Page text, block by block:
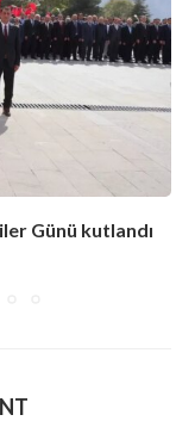
Günü kutlandı